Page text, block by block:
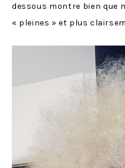
dessous montre bien que
« pleines » et plus